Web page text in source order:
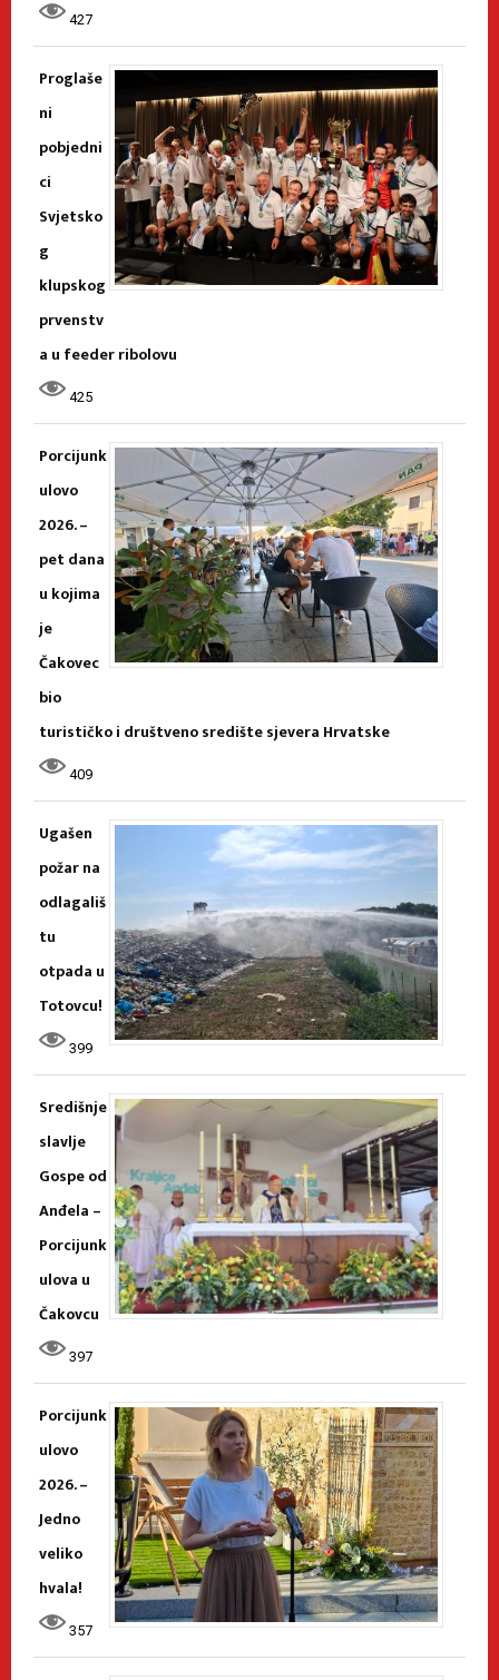
427
Proglaše
ni
pobjedni
ci
Svjetsko
g
klupskog
prvenstv
a u feeder ribolovu
425
Porcijunk
ulovo
2026. –
pet dana
u kojima
je
Čakovec
bio
turističko i društveno središte sjevera Hrvatske
409
Ugašen
požar na
odlagališ
tu
otpada u
Totovcu!
399
Središnje
slavlje
Gospe od
Anđela –
Porcijunk
ulova u
Čakovcu
397
Porcijunk
ulovo
2026. –
Jedno
veliko
hvala!
357